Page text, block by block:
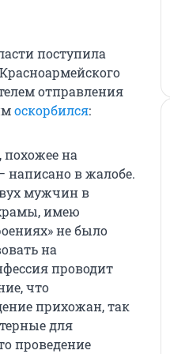
поступила
отправления
оскорбился:
похожее на
написано в жалобе.
мужчин в
имею
не было
на
проводит
что
прихожан, так
для
проведение